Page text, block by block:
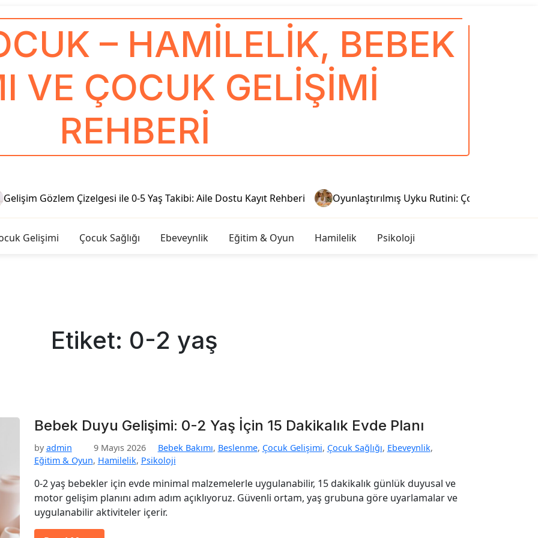
– HAMILELIK, BEBEK
VE ÇOCUK GELIŞIMI
REHBERI
Gözlem Çizelgesi ile 0-5 Yaş Takibi: Aile Dostu Kayıt Rehberi Oyunlaştırılmış Uyku Rutini: Çocuklar İçin
Gelişimi Çocuk Sağlığı Ebeveynlik Eğitim & Oyun Hamilelik Psikoloji
Etiket: 0-2 yaş
Bebek Duyu Gelişimi: 0-2 Yaş İçin 15 Dakikalık Evde Planı
by admin 9 Mayıs 2026 Bebek Bakımı, Beslenme, Çocuk Gelişimi, Çocuk Sağlığı, Ebeveynlik,
Eğitim & Oyun, Hamilelik, Psikoloji
0-2 yaş bebekler için evde minimal malzemelerle uygulanabilir, 15 dakikalık günlük duyusal ve
motor gelişim planını adım adım açıklıyoruz. Güvenli ortam, yaş grubuna göre uyarlamalar ve
uygulanabilir aktiviteler içerir.